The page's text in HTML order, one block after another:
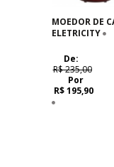
MOEDOR DE
ELETRICITY
De:
R$ 235,00
Por
R$ 195,90